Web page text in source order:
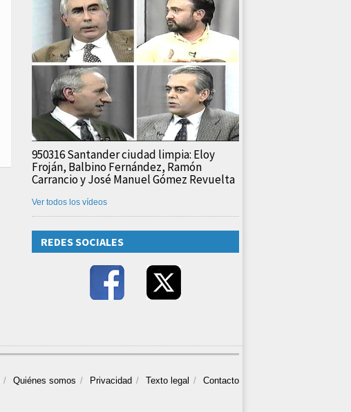
950316 Santander ciudad limpia: Eloy
Froján, Balbino Fernández, Ramón
Carrancio y José Manuel Gómez Revuelta
Ver todos los vídeos
REDES SOCIALES
Quiénes somos Privacidad Texto legal Contacto